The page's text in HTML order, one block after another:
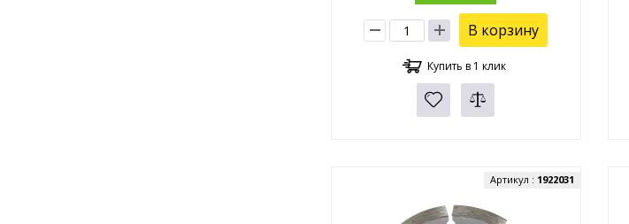
В корзину
Купить в 1 клик
Артикул : 1922031